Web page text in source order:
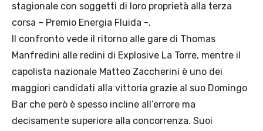
stagionale con soggetti di loro proprietà alla terza
corsa – Premio Energia Fluida -.
Il confronto vede il ritorno alle gare di Thomas
Manfredini alle redini di Explosive La Torre, mentre il
capolista nazionale Matteo Zaccherini è uno dei
maggiori candidati alla vittoria grazie al suo Domingo
Bar che però è spesso incline all’errore ma
decisamente superiore alla concorrenza. Suoi